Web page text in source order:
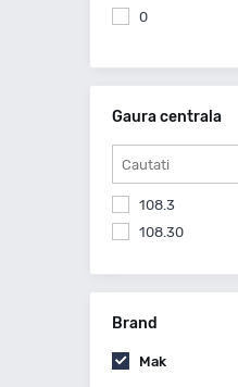
0
Gaura centrala
108.3
108.30
Brand
Mak